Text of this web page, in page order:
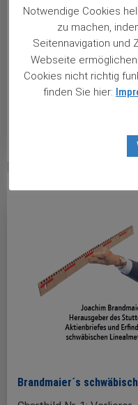
... erst kommt der
Leserinnen und -Leser,
Börsianern fiel es Ende
der Coronavirus-Panik
einen klaren Kopf zu
Brandmaier´s
Notwendige Cookies
zu machen,
Seitennavigation und
Webseite
Cookies nicht richtig
finden Sie hier: